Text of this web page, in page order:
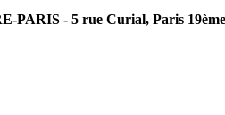
PARIS - 5 rue Curial, Paris 19ème